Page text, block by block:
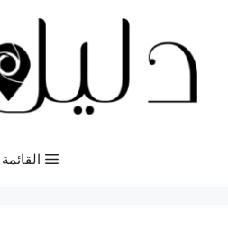
المحتوى
القائمة